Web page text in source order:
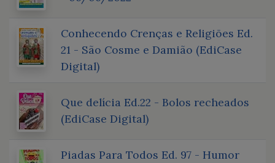
Conhecendo Crenças e Religiões Ed.
21 - São Cosme e Damião (EdiCase
Digital)
Que delícia Ed.22 - Bolos recheados
(EdiCase Digital)
Piadas Para Todos Ed. 97 - Humor